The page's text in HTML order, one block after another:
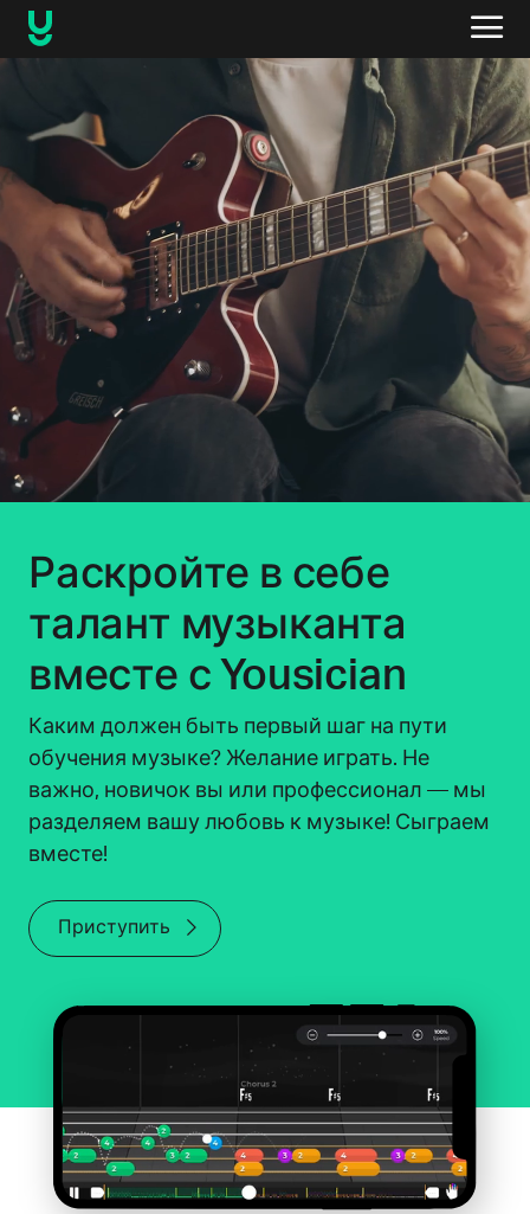
Раскройте в себе
талант музыканта
вместе с Yousician
Каким должен быть первый шаг на пути
обучения музыке? Желание играть. Не
важно, новичок вы или профессионал — мы
разделяем вашу любовь к музыке! Сыграем
вместе!
Приступить